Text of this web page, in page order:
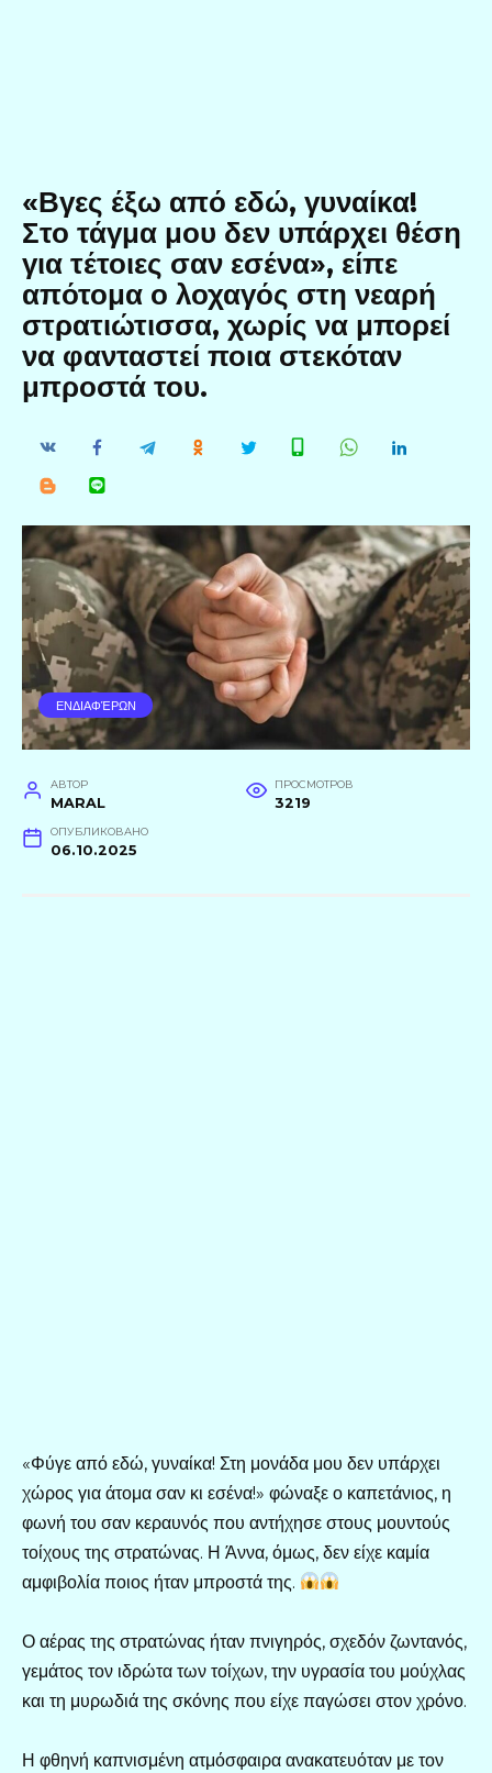
«Βγες έξω από εδώ, γυναίκα!
Στο τάγμα μου δεν υπάρχει θέση
για τέτοιες σαν εσένα», είπε
απότομα ο λοχαγός στη νεαρή
στρατιώτισσα, χωρίς να μπορεί
να φανταστεί ποια στεκόταν
μπροστά του.
ΕΝΔΙΑΦΈΡΩΝ
АВТОР
MARAL
ПРОСМОТРОВ
3219
ОПУБЛИКОВАНО
06.10.2025
«Φύγε από εδώ, γυναίκα! Στη μονάδα μου δεν υπάρχει
χώρος για άτομα σαν κι εσένα!» φώναξε ο καπετάνιος, η
φωνή του σαν κεραυνός που αντήχησε στους μουντούς
τοίχους της στρατώνας. Η Άννα, όμως, δεν είχε καμία
αμφιβολία ποιος ήταν μπροστά της.
Ο αέρας της στρατώνας ήταν πνιγηρός, σχεδόν ζωντανός,
γεμάτος τον ιδρώτα των τοίχων, την υγρασία του μούχλας
και τη μυρωδιά της σκόνης που είχε παγώσει στον χρόνο.
Η φθηνή καπνισμένη ατμόσφαιρα ανακατευόταν με τον